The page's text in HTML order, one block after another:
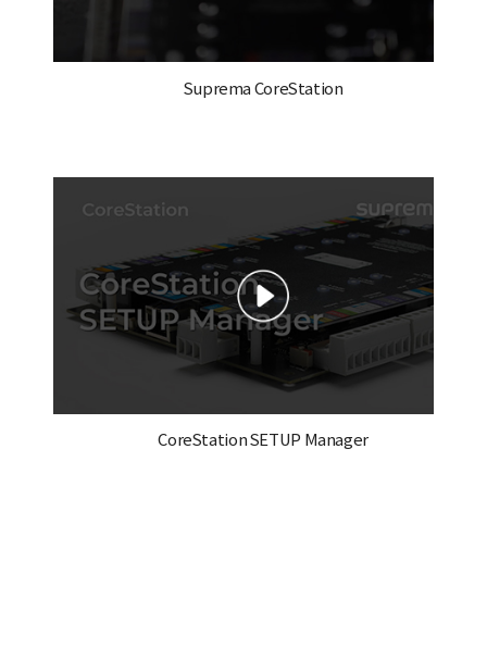
Suprema CoreStation
CoreStation SETUP Manager